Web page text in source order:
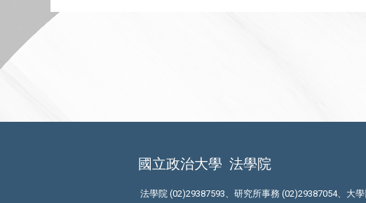
國立政治大學 法學院
法學院 (02)29387593、研究所事務 (02)29387054、大